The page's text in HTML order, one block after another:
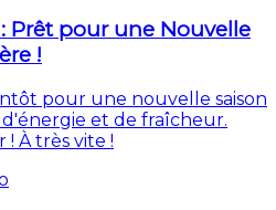
Prêt pour une Nouvelle
!
pour une nouvelle saison
et de fraîcheur.
! À très vite !